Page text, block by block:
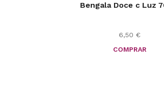
Bengala Doce c Luz
6,50 €
COMPRAR